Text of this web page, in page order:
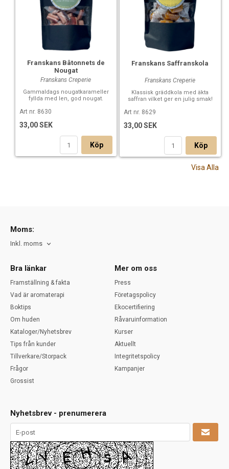
Franskans Bâtonnets de
Nougat
Franskans Creperie
Gammaldags nougatkarameller
fyllda med len, god nougat.
Art nr. 8630
33,00 SEK
Köp
Franskans Saffranskola
Franskans Creperie
Klassisk gräddkola med äkta
saffran vilket ger en julig smak!
Art nr. 8629
33,00 SEK
Köp
Visa Alla
Moms:
Inkl. moms
Bra länkar
Framställning & fakta
Vad är aromaterapi
Boktips
Om huden
Kataloger/Nyhetsbrev
Tips från kunder
Tillverkare/Storpack
Frågor
Grossist
Mer om oss
Press
Företagspolicy
Ekocertifiering
Råvaruinformation
Kurser
Aktuellt
Integritetspolicy
Kampanjer
Nyhetsbrev - prenumerera